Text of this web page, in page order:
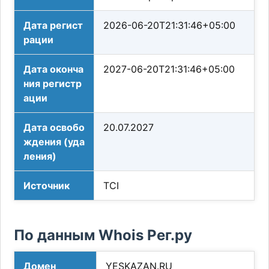
Дата регист
рации
2026-06-20T21:31:46+05:00
Дата оконча
ния регистр
ации
2027-06-20T21:31:46+05:00
Дата освобо
ждения (уда
ления)
20.07.2027
Источник TCI
По данным Whois Рег.ру
Домен YESKAZAN.RU